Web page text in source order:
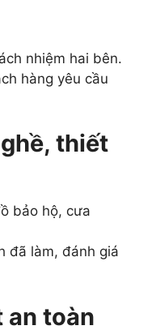
nhiệm hai bên.
hàng yêu cầu
thiết
bảo hộ, cưa
đã làm, đánh giá
an toàn